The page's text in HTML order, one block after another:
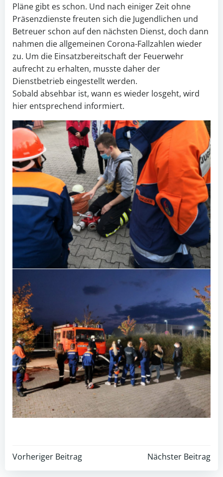
Pläne gibt es schon. Und nach einiger Zeit ohne
Präsenzdienste freuten sich die Jugendlichen und
Betreuer schon auf den nächsten Dienst, doch dann
nahmen die allgemeinen Corona-Fallzahlen wieder
zu. Um die Einsatzbereitschaft der Feuerwehr
aufrecht zu erhalten, musste daher der
Dienstbetrieb eingestellt werden.
Sobald absehbar ist, wann es wieder losgeht, wird
hier entsprechend informiert.
Post
Vorheriger Beitrag
PostNächster Beitrag